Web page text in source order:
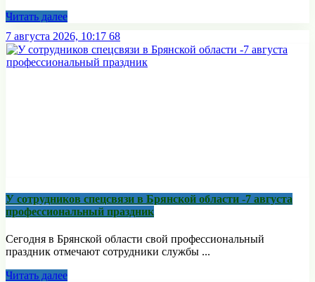
Читать далее
7 августа 2026, 10:17 68
У сотрудников спецсвязи в Брянской области -7 августа
профессиональный праздник
Сегодня в Брянской области свой профессиональный
праздник отмечают сотрудники службы ...
Читать далее